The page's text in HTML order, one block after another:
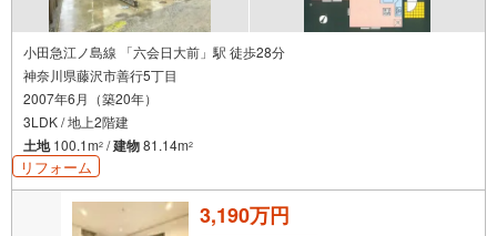
小田急江ノ島線 「六会日大前」駅 徒歩28分
神奈川県藤沢市善行5丁目
2007年6月（築20年）
3LDK / 地上2階建
土地100.1m2 /建物81.14m2
リフォーム
3,190万円